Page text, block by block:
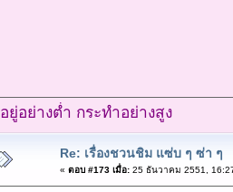
อยู่อย่างต่ำ กระทำอย่างสูง
Re: เรื่องชวนชิม แซ่บ ๆ ซ่า ๆ
« ตอบ #173 เมื่อ:25 ธันวาคม 2551,